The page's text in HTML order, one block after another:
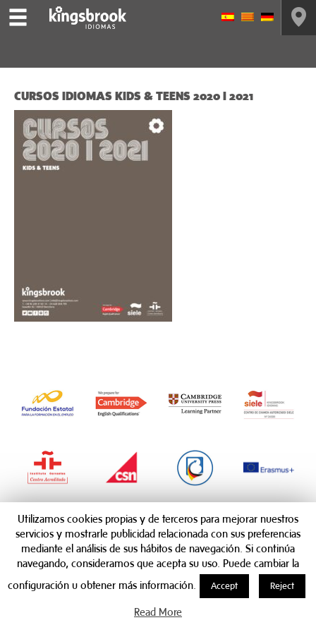
CURSOS IDIOMAS KIDS & TEENS 2020 I 2021
Utilizamos cookies propias y de terceros para mejorar nuestros
servicios y mostrarle publicidad relacionada con sus preferencias
mediante el análisis de sus hábitos de navegación. Si continúa
navegando, consideramos que acepta su uso. Puede cambiar la
configuración u obtener más información.
Accept Reject
Read More